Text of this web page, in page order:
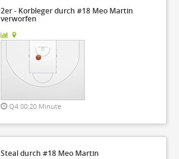
2er - Korbleger durch #18 Meo Martin
verworfen
Q4 00:20 Minute
Steal durch #18 Meo Martin